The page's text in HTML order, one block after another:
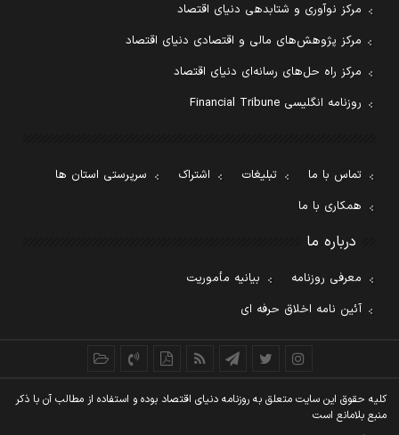
مرکز نوآوری و شتابدهی دنیای اقتصاد
مرکز پژوهش‌های مالی و اقتصادی دنیای اقتصاد
مرکز راه حل‌های رسانه‌ای دنیای اقتصاد
روزنامه انگلیسی Financial Tribune
تماس با ما تبلیغات اشتراک
سرپرستی استان ها
همکاری با ما
درباره ما
معرفی روزنامه
بیانیه مأموریت
آئین نامه اخلاق حرفه ای
کليه حقوق اين سايت متعلق به روزنامه دنيای اقتصاد بوده و استفاده از مطالب آن با ذکر
منبع بلامانع است